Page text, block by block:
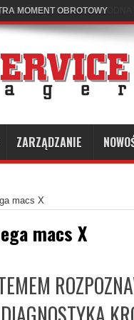
MOMENT OBROTOWY
ZARZĄDZANIE
macs X
macs X